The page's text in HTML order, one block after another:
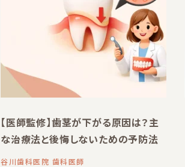
【医師監修】歯茎が下がる原因は？主
な治療法と後悔しないための予防法
谷川歯科医院 歯科医師